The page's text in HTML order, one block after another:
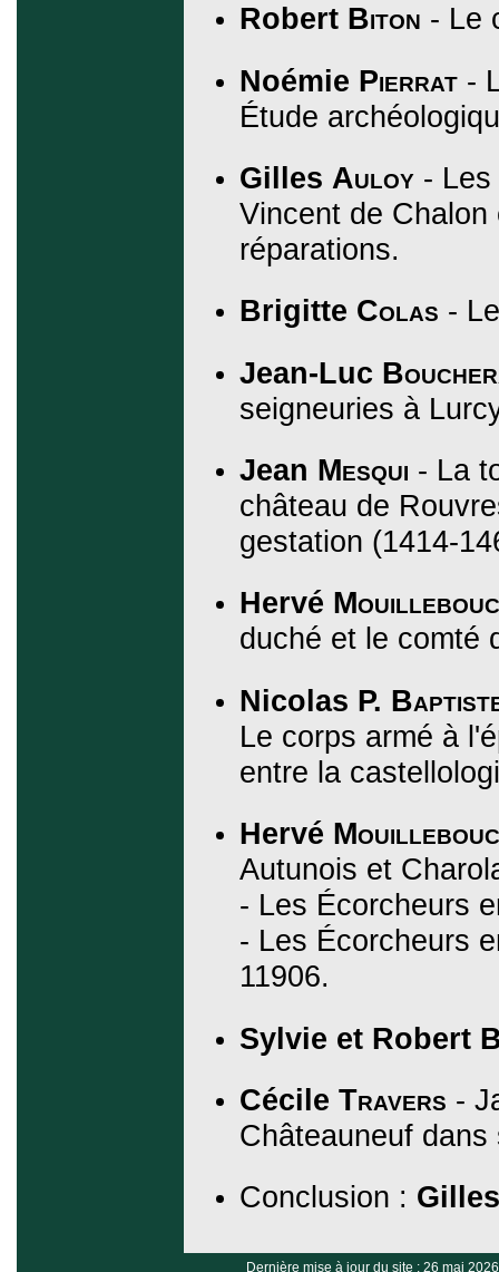
Robert Biton - Le
Noémie Pierrat -
Étude
Gilles Auloy -
Vincent de
réparations.
Brigitte Colas -
Jean-Luc
seigneuries à
Jean Mesqui - La
château de
gestation (1414-
Hervé
duché et le comté
Nicolas P.
Le corps armé à
entre la
Hervé
Autunois et
- Les Écorcheurs
- Les Écorcheurs
11906.
Sylvie et Robert
Cécile Travers -
Châteauneuf
Conclusion :
Dernière mise à jour du site : 26 mai 2026